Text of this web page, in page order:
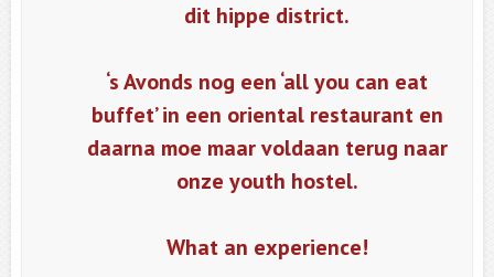
dit hippe district.
‘s Avonds nog een ‘all you can eat
buffet’ in een oriental restaurant en
daarna moe maar voldaan terug naar
onze youth hostel.
What an experience!